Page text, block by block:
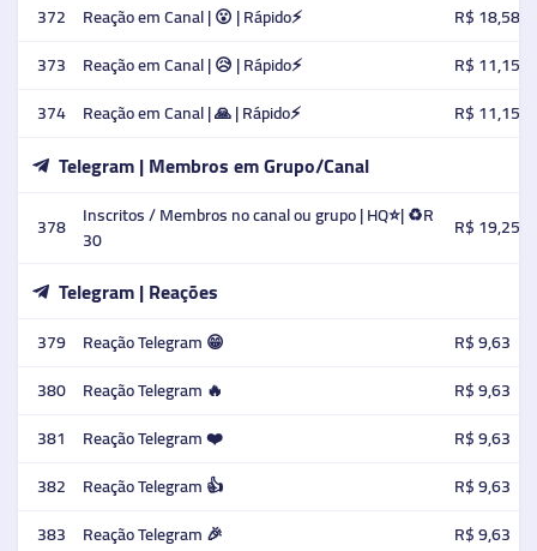
372
Reação em Canal | 😮 | Rápido⚡️
R$ 18,58
373
Reação em Canal | 😥 | Rápido⚡️
R$ 11,15
374 Reação em Canal | 🙏 | Rápido⚡️ R$ 11,15
Telegram | Membros em Grupo/Canal
378 Inscritos / Membros no canal ou grupo | HQ⭐️| ♻️R
30
R$ 19,25
Telegram | Reações
379 Reação Telegram 😁
R$ 9,63
380 Reação Telegram 🔥
R$ 9,63
381
Reação Telegram ❤️
R$ 9,63
382
Reação Telegram 👍
R$ 9,63
383
Reação Telegram 🎉
R$ 9,63